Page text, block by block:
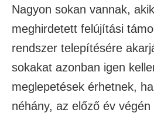
Nagyon sokan vannak,
meghirdetett felújítási
rendszer telepítésére
sokakat azonban igen
meglepetések érhetnek,
néhány, az előző év